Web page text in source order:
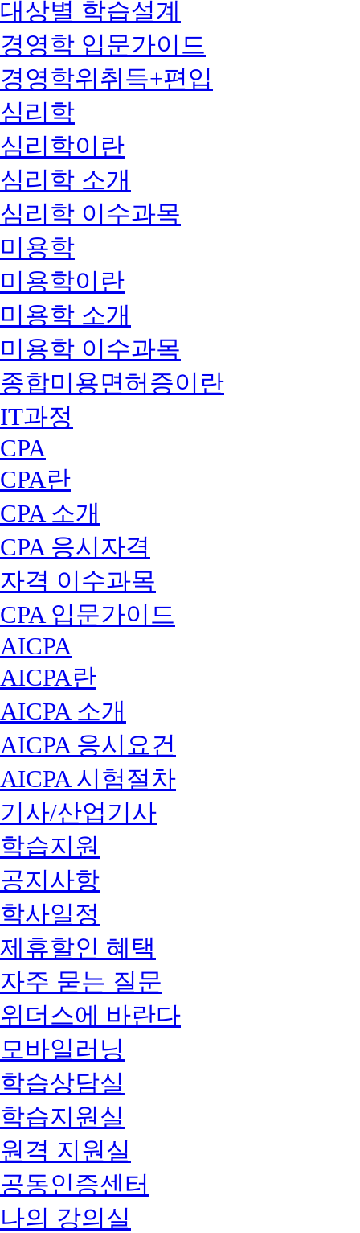
대상별 학습설계
경영학 입문가이드
경영학위취득+편입
심리학
심리학이란
심리학 소개
심리학 이수과목
미용학
미용학이란
미용학 소개
미용학 이수과목
종합미용면허증이란
IT과정
CPA
CPA란
CPA 소개
CPA 응시자격
자격 이수과목
CPA 입문가이드
AICPA
AICPA란
AICPA 소개
AICPA 응시요건
AICPA 시험절차
기사/산업기사
학습지원
공지사항
학사일정
제휴할인 혜택
자주 묻는 질문
위더스에 바란다
모바일러닝
학습상담실
학습지원실
원격 지원실
공동인증센터
나의 강의실